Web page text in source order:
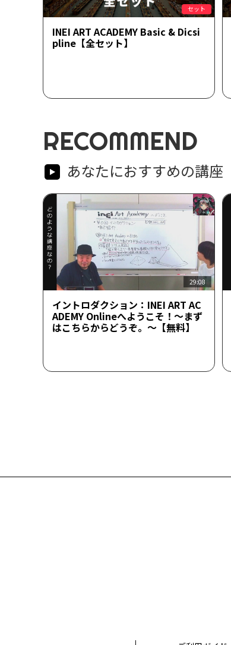
セット
INEI ART ACADEMY Basic & Dicsi
pline【全セット】
RECOMMEND
あなたにおすすめの講座
29:08
イントロダクション：INEI ART AC
ADEMY Onlineへようこそ！～まず
はこちらからどうぞ。～【無料】